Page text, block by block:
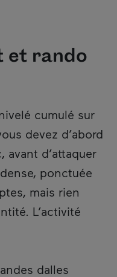
et rando
nouvelle fenêtre.
cumulé sur
devez d’abord
avant d’attaquer
ponctuée
mais rien
L’activité
dalles